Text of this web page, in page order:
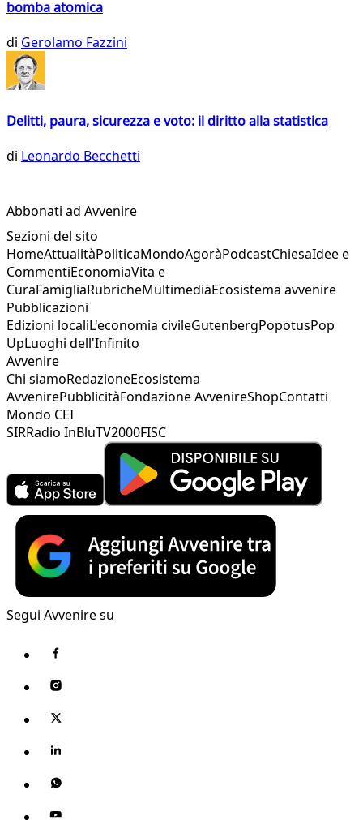
bomba atomica
di Gerolamo Fazzini
Delitti, paura, sicurezza e voto: il diritto alla statistica
di Leonardo Becchetti
Abbonati ad Avvenire
Sezioni del sito
HomeAttualitàPoliticaMondoAgoràPodcastChiesaIdee e
CommentiEconomiaVita e
CuraFamigliaRubricheMultimediaEcosistema avvenire
Pubblicazioni
Edizioni localiL'economia civileGutenbergPopotusPop
UpLuoghi dell'Infinito
Avvenire
Chi siamoRedazioneEcosistema
AvvenirePubblicitàFondazione AvvenireShopContatti
Mondo CEI
SIRRadio InBluTV2000FISC
Segui Avvenire su